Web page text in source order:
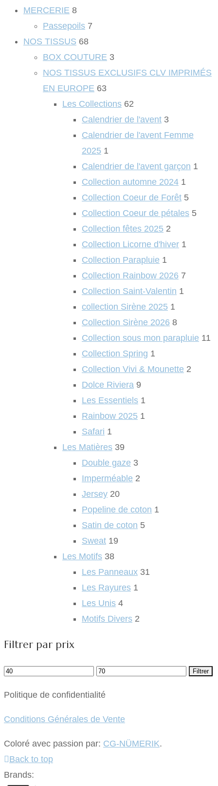
MERCERIE 8
Passepoils 7
NOS TISSUS 68
BOX COUTURE 3
NOS TISSUS EXCLUSIFS CLV IMPRIMÉS
EN EUROPE 63
Les Collections 62
Calendrier de l'avent 3
Calendrier de l'avent Femme
2025 1
Calendrier de l'avent garçon 1
Collection automne 2024 1
Collection Coeur de Forêt 5
Collection Coeur de pétales 5
Collection fêtes 2025 2
Collection Licorne d'hiver 1
Collection Parapluie 1
Collection Rainbow 2026 7
Collection Saint-Valentin 1
collection Sirène 2025 1
Collection Sirène 2026 8
Collection sous mon parapluie 11
Collection Spring 1
Collection Vivi & Mounette 2
Dolce Riviera 9
Les Essentiels 1
Rainbow 2025 1
Safari 1
Les Matières 39
Double gaze 3
Imperméable 2
Jersey 20
Popeline de coton 1
Satin de coton 5
Sweat 19
Les Motifs 38
Les Panneaux 31
Les Rayures 1
Les Unis 4
Motifs Divers 2
Filtrer par prix
Prix
Prix
Filtrer
Politique de confidentialité
Conditions Générales de Vente
Coloré avec passion par: CG-NÜMERIK.
Back to top
Brands: